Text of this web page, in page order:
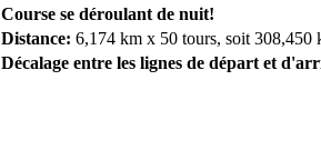
Course se déroulant de nuit!
Distance: 6,174 km x 50 tours, soit 308,450
Décalage entre les lignes de départ et